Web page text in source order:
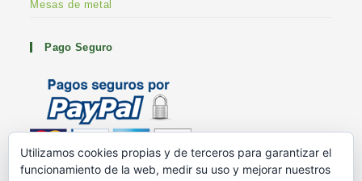
Mesas de metal
Pago Seguro
Utilizamos cookies propias y de terceros para garantizar el
funcionamiento de la web, medir su uso y mejorar nuestros